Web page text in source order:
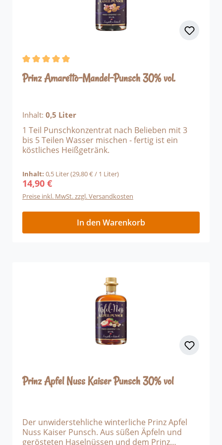
Alkohol, aber mit vollem Geschmack. Jetzt Prinz
Kinder Alpenfeuer Kinderpunsch kaufen und
winterlichen Genuss für die ganze Familie
Durchschnittliche Bewertung von 5 von 5 Sternen
Prinz Amaretto-Mandel-Punsch 30% vol.
Inhalt: 0,5 Liter
1 Teil Punschkonzentrat nach Belieben mit 3
bis 5 Teilen Wasser mischen - fertig ist ein
köstliches Heißgetränk.
Inhalt: 0,5 Liter(29,80 € / 1 Liter)
Regulärer Preis:
14,90 €
Preise inkl. MwSt. zzgl. Versandkosten
In den Warenkorb
Prinz Apfel Nuss Kaiser Punsch 30% vol
Der unwiderstehliche winterliche Prinz Apfel
Nuss Kaiser Punsch. Aus süßen Äpfeln und
gerösteten Haselnüssen und dem Prinz